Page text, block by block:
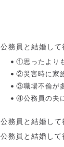
公務員と結婚して
①思ったより
②災害時に家
③職場不倫が
④公務員の夫
公務員と結婚し
公務員と結婚し